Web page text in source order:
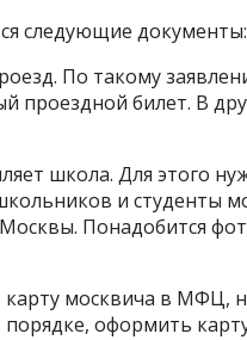
следующие документы:
По такому
проездной билет. В
школа. Для этого
и студенты
Понадобится
москвича в МФЦ,
порядке, оформить